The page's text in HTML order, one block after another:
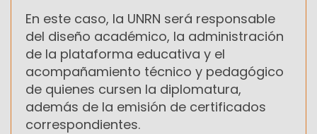
En este caso, la UNRN será responsable
del diseño académico, la administración
de la plataforma educativa y el
acompañamiento técnico y pedagógico
de quienes cursen la diplomatura,
además de la emisión de certificados
correspondientes.